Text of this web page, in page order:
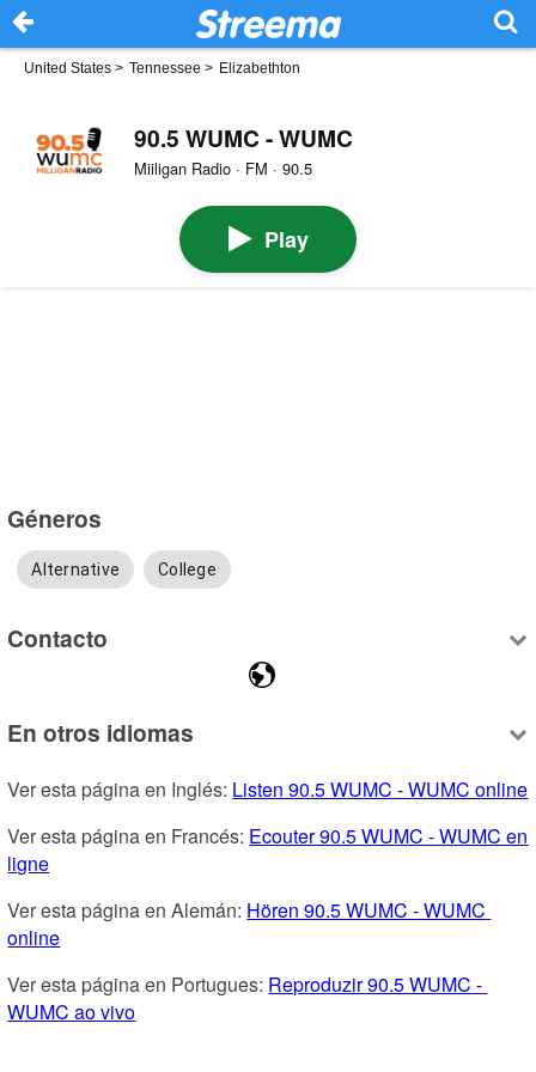
United States > Tennessee > Elizabethton
90.5 WUMC - WUMC
Miiligan Radio · FM · 90.5
Play
Géneros
Alternative College
Contacto
En otros idiomas
Ver esta página en Inglés: Listen 90.5 WUMC - WUMC online
Ver esta página en Francés: Ecouter 90.5 WUMC - WUMC en
ligne
Ver esta página en Alemán: Hören 90.5 WUMC - WUMC
online
Ver esta página en Portugues: Reproduzir 90.5 WUMC -
WUMC ao vivo